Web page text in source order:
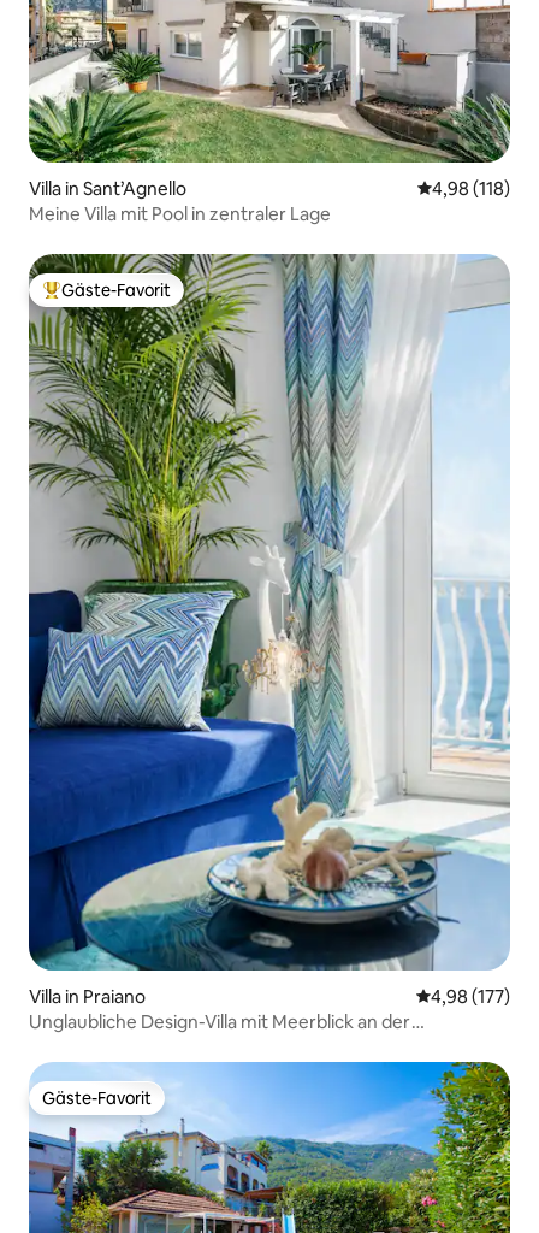
Villa in Sant’Agnello
4,98 (118)
Meine Villa mit Pool in zentraler Lage
Beliebter Gäste-Favorit.
Gäste-Favorit
Villa in Praiano
4,98 (177)
Unglaubliche Design-Villa mit Meerblick an der
Gäste-Favorit
Gäste-Favorit